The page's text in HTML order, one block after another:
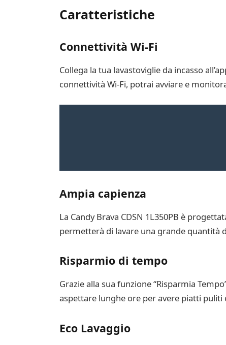
Caratteristiche
Connettività Wi-Fi
Collega la tua lavastoviglie da incasso
connettività Wi-Fi, potrai avviare e
Ampia capienza
La Candy Brava CDSN 1L350PB è
permetterà di lavare una grande quantità
Risparmio di tempo
Grazie alla sua funzione “Risparmia
aspettare lunghe ore per avere piatti puliti
Eco Lavaggio